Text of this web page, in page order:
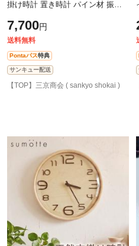
掛け時計 置き時計 パイン材 振り
ア 軽量 静音 木 経年変化 ブランド
7,700円
送料無料
Pontaパス特典
サンキュー配送
【TOP】三京商会 ( sankyo shokai )